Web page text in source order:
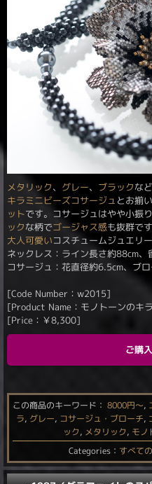
メタリック、 グレー、 ブラックなど
キラミニビーズコサージュ とお揃
ットです。コサージュはやや小振り
ックな柄でゴージャス感も抜群で
大人可愛いコスチュームジュエリ
ネックレス：ライン長さ約88cm、
コサージュ：花直径約6.5cm、ブ
[Code Number：w2015]
[Product Name：モノトーンのキ
[Price： ￥8,300]
ご購
この商品のキーワード： 8000円〜,
ラ, グレー, コサージュ・ブローチ,
ック, メタリック, モノ
Categories： すべて